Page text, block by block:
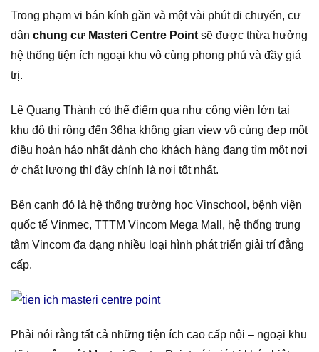
Trong phạm vi bán kính gần và một vài phút di chuyển, cư
dân chung cư Masteri Centre Point sẽ được thừa hưởng
hệ thống tiện ích ngoại khu vô cùng phong phú và đầy giá
trị.
Lê Quang Thành có thể điểm qua như công viên lớn tại
khu đô thị rộng đến 36ha không gian view vô cùng đẹp một
điều hoàn hảo nhất dành cho khách hàng đang tìm một nơi
ở chất lượng thì đây chính là nơi tốt nhất.
Bên cạnh đó là hệ thống trường học Vinschool, bệnh viện
quốc tế Vinmec, TTTM Vincom Mega Mall, hệ thống trung
tâm Vincom đa dạng nhiều loại hình phát triển giải trí đẳng
cấp.
Phải nói rằng tất cả những tiện ích cao cấp nội – ngoại khu